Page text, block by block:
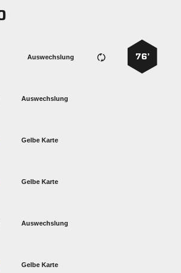
76’
Auswechslung
Auswechslung
Gelbe Karte
Gelbe Karte
Auswechslung
Gelbe Karte